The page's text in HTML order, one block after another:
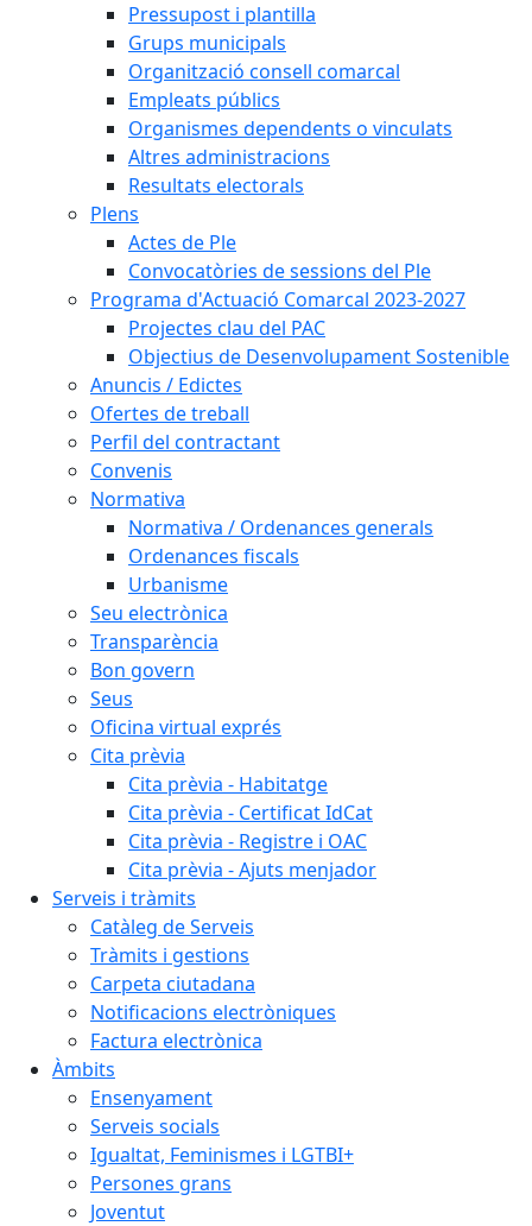
Pressupost i plantilla
Grups municipals
Organització consell comarcal
Empleats públics
Organismes dependents o vinculats
Altres administracions
Resultats electorals
Plens
Actes de Ple
Convocatòries de sessions del Ple
Programa d'Actuació Comarcal 2023-2027
Projectes clau del PAC
Objectius de Desenvolupament Sostenible
Anuncis / Edictes
Ofertes de treball
Perfil del contractant
Convenis
Normativa
Normativa / Ordenances generals
Ordenances fiscals
Urbanisme
Seu electrònica
Transparència
Bon govern
Seus
Oficina virtual exprés
Cita prèvia
Cita prèvia - Habitatge
Cita prèvia - Certificat IdCat
Cita prèvia - Registre i OAC
Cita prèvia - Ajuts menjador
Serveis i tràmits
Catàleg de Serveis
Tràmits i gestions
Carpeta ciutadana
Notificacions electròniques
Factura electrònica
Àmbits
Ensenyament
Serveis socials
Igualtat, Feminismes i LGTBI+
Persones grans
Joventut